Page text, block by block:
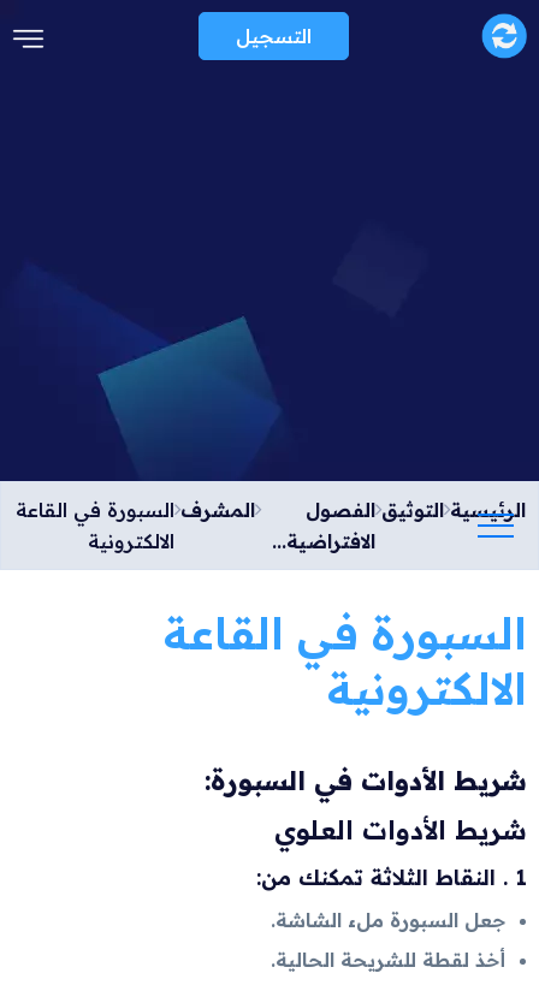
التسجيل
الرئيسية التوثيق الفصول
الافتراضية...
المشرف السبورة في القاعة
الالكترونية
السبورة في القاعة
الالكترونية
شريط الأدوات في السبورة:
شريط الأدوات العلوي
1 . النقاط الثلاثة تمكنك من:
جعل السبورة ملء الشاشة.
أخذ لقطة للشريحة الحالية.